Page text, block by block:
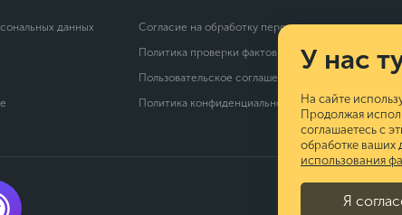
© 2026
данных
Согласие на обработку персональных данных
Политика проверки фактов
Пользовательское соглашение
Политика конфиденциальности
У нас
На сайте
Продолжая
соглашаетесь с
обработке ваших
использования
Я